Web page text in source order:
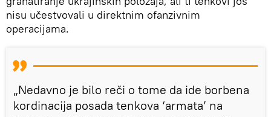
nisu učestvovali u direktnim ofanzivnim
operacijama.
„Nedavno je bilo reči o tome da ide borbena
kordinacija posada tenkova ‘armata’ na